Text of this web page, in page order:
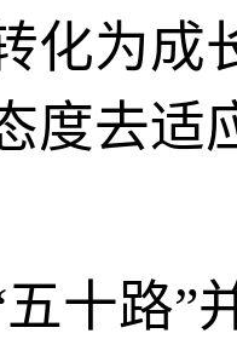
化为成
度去适
十路”